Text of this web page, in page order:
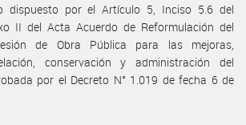
dispuesto por el Artículo 5, Inciso 5.6 del
II del Acta Acuerdo de Reformulación del
de Obra Pública para las mejoras,
conservación y administración del
por el Decreto N° 1.019 de fecha 6 de